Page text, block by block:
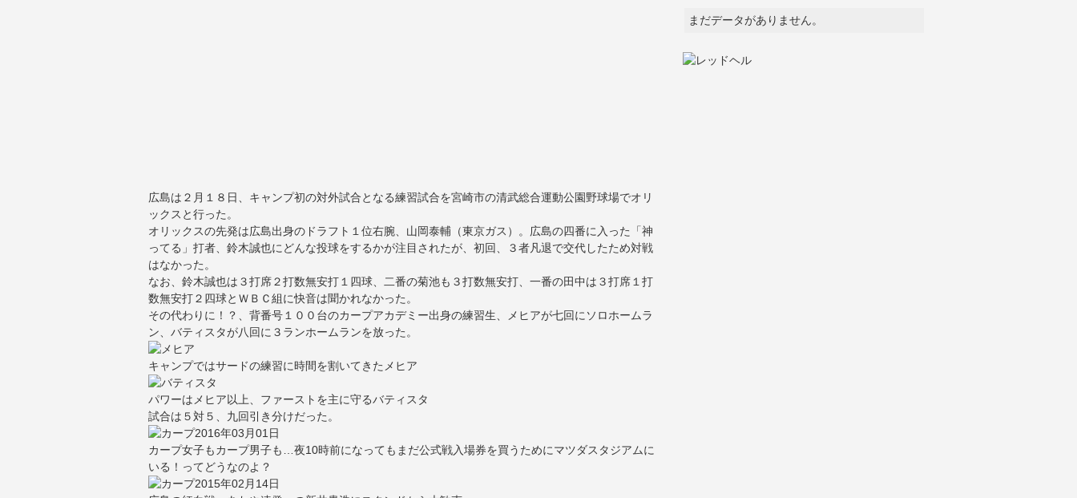
広島は２月１８日、キャンプ初の対外試合となる練習試合を宮崎市の清武総合運動公園野球場でオリ
ックスと行った。
オリックスの先発は広島出身のドラフト１位右腕、山岡泰輔（東京ガス）。広島の四番に入った「神
ってる」打者、鈴木誠也にどんな投球をするかが注目されたが、初回、３者凡退で交代したため対戦
はなかった。
なお、鈴木誠也は３打席２打数無安打１四球、二番の菊池も３打数無安打、一番の田中は３打席１打
数無安打２四球とＷＢＣ組に快音は聞かれなかった。
その代わりに！？、背番号１００台のカープアカデミー出身の練習生、メヒアが七回にソロホームラ
ン、バティスタが八回に３ランホームランを放った。
キャンプではサードの練習に時間を割いてきたメヒア
パワーはメヒア以上、ファーストを主に守るバティスタ
試合は５対５、九回引き分けだった。
2016年03月01日
カープ女子もカープ男子も…夜10時前になってもまだ公式戦入場券を買うためにマツダスタジアムに
いる！ってどうなのよ？
2015年02月14日
まだデータがありません。